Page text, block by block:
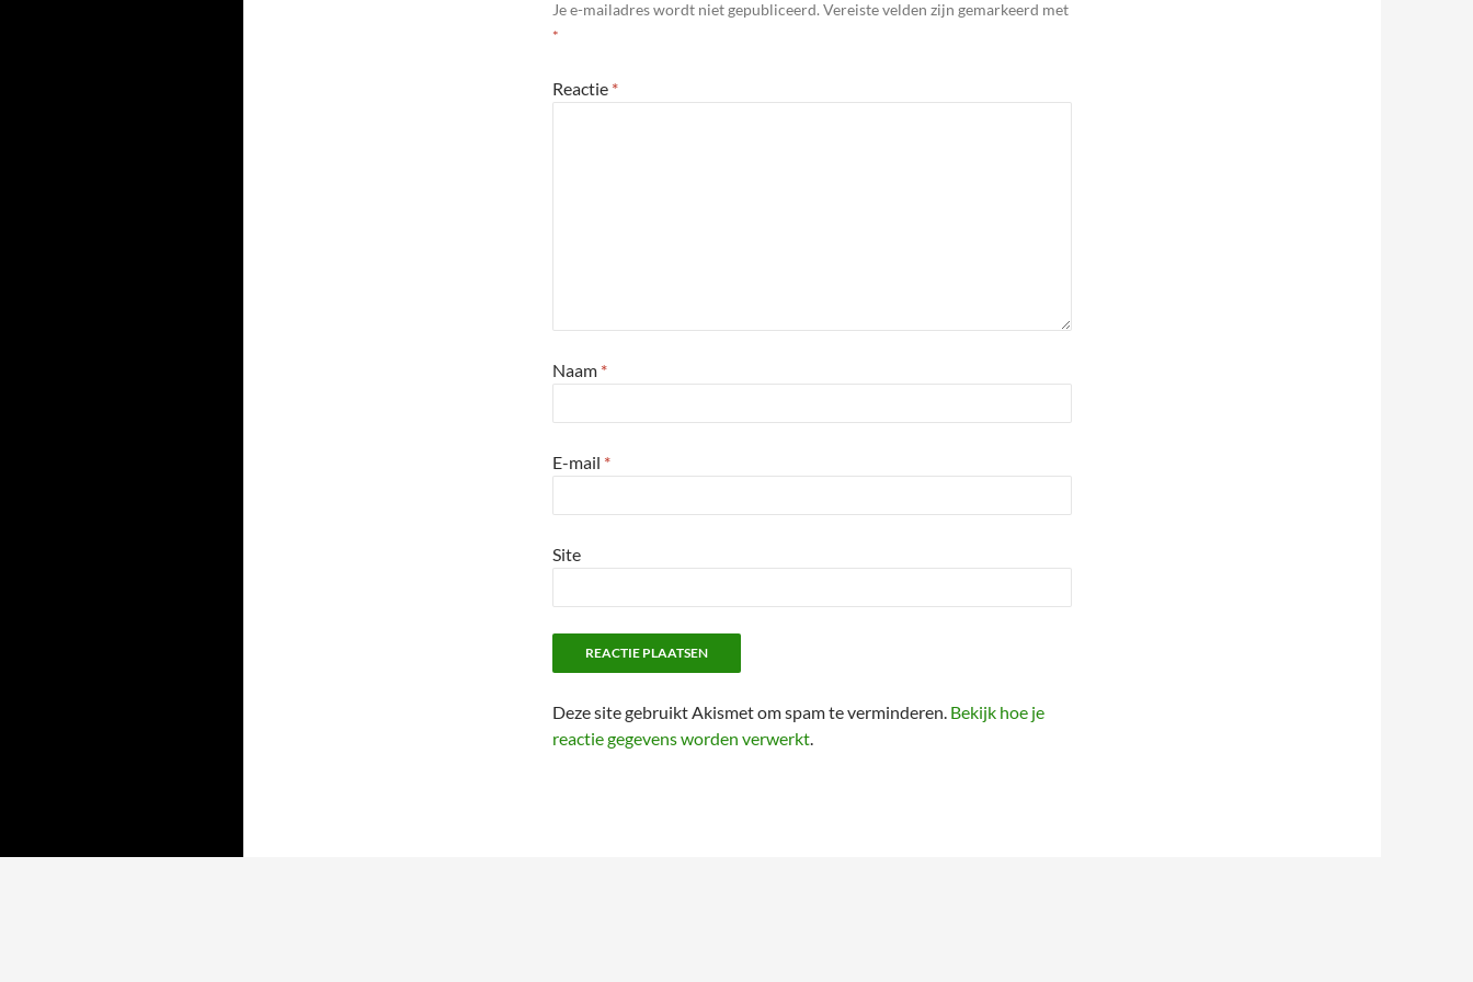
Je e-mailadres wordt niet gepubliceerd. Vereiste velden zijn gemarkeerd met
*
Reactie *
Naam *
E-mail *
Site
Deze site gebruikt Akismet om spam te verminderen. Bekijk hoe je
reactie gegevens worden verwerkt.